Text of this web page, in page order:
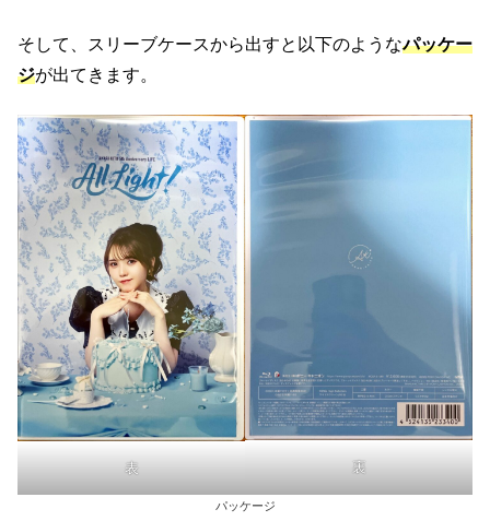
そして、スリーブケースから出すと以下のようなパッケー
ジが出てきます。
表 裏
パッケージ